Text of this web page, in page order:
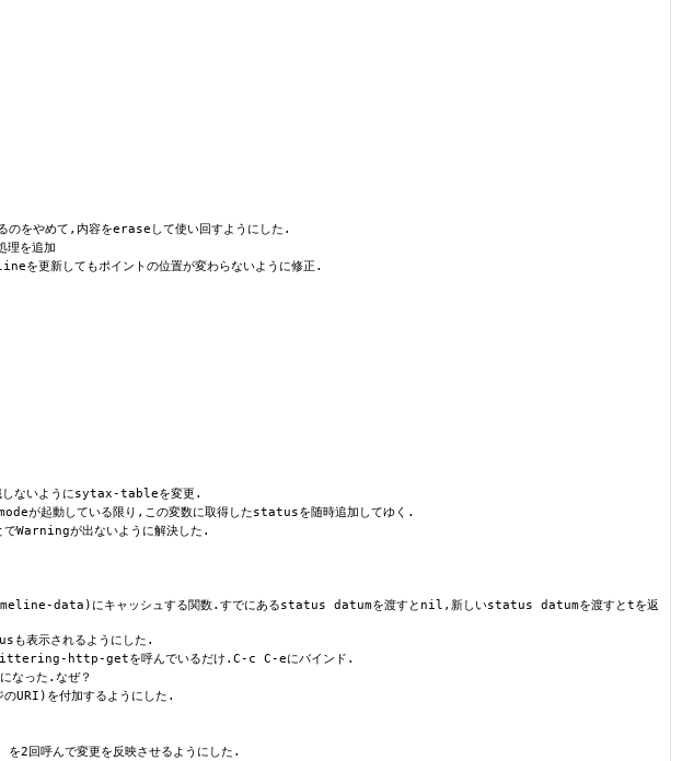
内容をeraseして使い回すようにした.
を追加
もポイントの位置が変わらないように修正.
ようにsytax-tableを変更.
いる限り,この変数に取得したstatusを随時追加してゆく.
が出ないように解決した.
ャッシュする関数.すでにあるstatus datumを渡すとnil,新しいstatus datumを渡すとtを返
されるようにした.
http-getを呼んでいるだけ.C-c C-eにバインド.
った.なぜ？
を付加するようにした.
で変更を反映させるようにした.